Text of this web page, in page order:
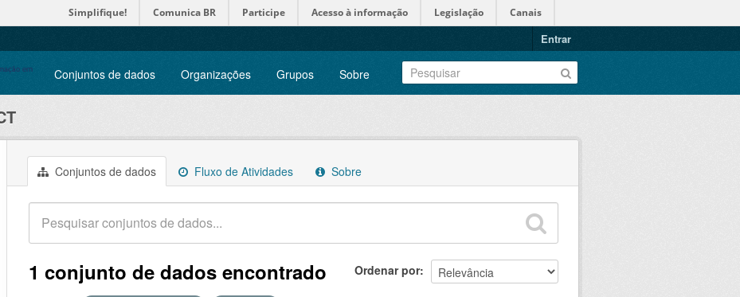
Simplifique! Comunica BR Participe Acesso à informação Legislação Canais
Entrar
Conjuntos de dados Organizações Grupos Sobre
Conjuntos de dados Fluxo de Atividades Sobre
Ordenar por
1 conjunto de dados encontrado